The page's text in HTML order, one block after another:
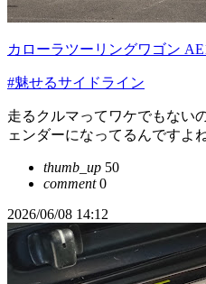
カローラツーリングワゴン
#魅せるサイドライン
走るクルマってワケでもない
ェンダーになってるんですよ
thumb_up 50
comment0
2026/06/08 14:12